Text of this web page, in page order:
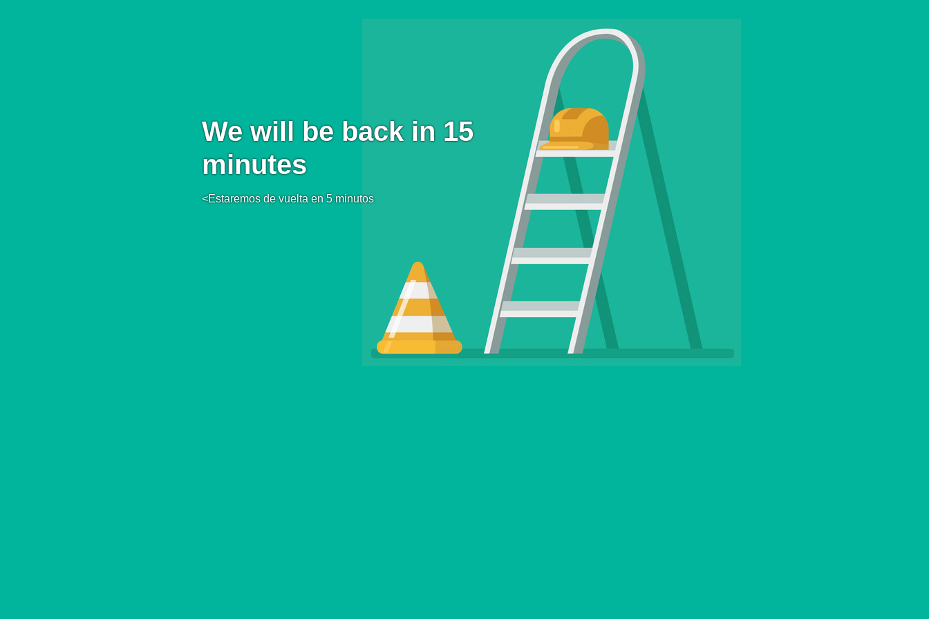
We will be back in 15
minutes
<Estaremos de vuelta en 5 minutos